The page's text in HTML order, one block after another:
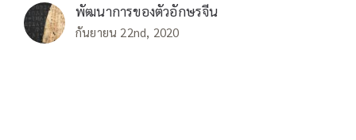
พัฒนาการของตัวอักษรจีน
กันยายน 22nd, 2020